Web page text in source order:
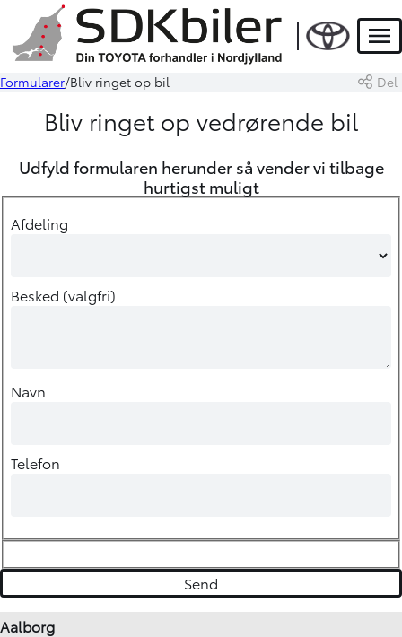
Formularer Bliv ringet op bil Del
Bliv ringet op vedrørende bil
Udfyld formularen herunder så vender vi tilbage
hurtigst muligt
Afdeling
Besked (valgfri)
Navn
Telefon
Aalborg